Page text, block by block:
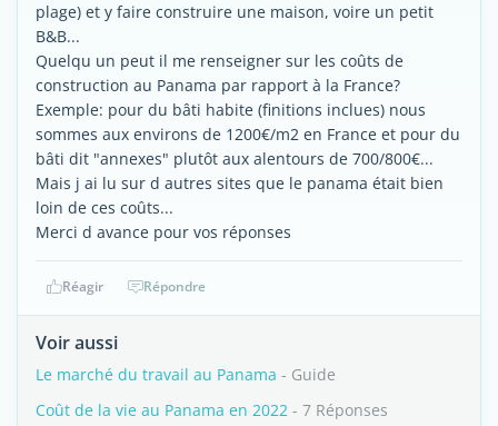
plage) et y faire construire une maison, voire un petit
B&B...
Quelqu un peut il me renseigner sur les coûts de
construction au Panama par rapport à la France?
Exemple: pour du bâti habite (finitions inclues) nous
sommes aux environs de 1200€/m2 en France et pour du
bâti dit "annexes" plutôt aux alentours de 700/800€...
Mais j ai lu sur d autres sites que le panama était bien
loin de ces coûts...
Merci d avance pour vos réponses
Réagir Répondre
Voir aussi
Le marché du travail au Panama - Guide
Coût de la vie au Panama en 2022 - 7 Réponses